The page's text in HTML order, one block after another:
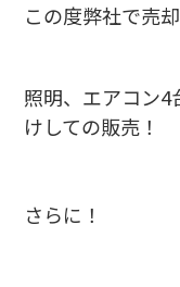
この度弊社で売
照明、エアコン4
けしての販売！
さらに！